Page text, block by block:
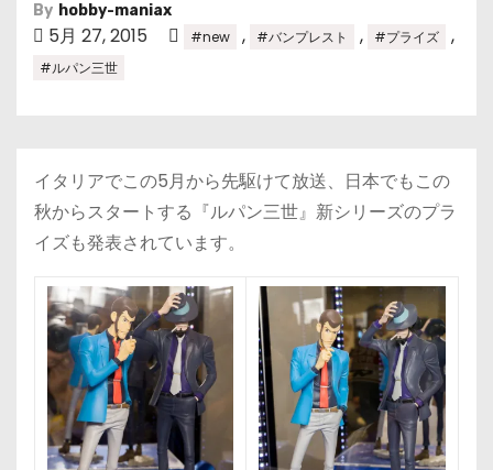
By hobby-maniax
5月 27, 2015 #new , #バンプレスト , #プライズ ,
#ルパン三世
イタリアでこの5月から先駆けて放送、日本でもこの
秋からスタートする『ルパン三世』新シリーズのプラ
イズも発表されています。